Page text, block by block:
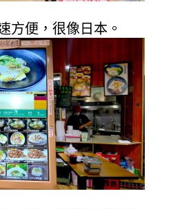
方便，很像日本。